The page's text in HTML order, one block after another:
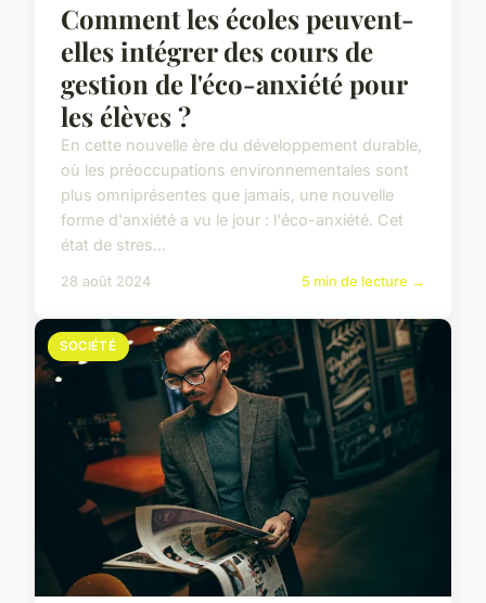
Comment les écoles peuvent-
elles intégrer des cours de
gestion de l'éco-anxiété pour
les élèves ?
En cette nouvelle ère du développement durable,
où les préoccupations environnementales sont
plus omniprésentes que jamais, une nouvelle
forme d'anxiété a vu le jour : l'éco-anxiété. Cet
état de stres...
28 août 2024 5 min de lecture →
SOCIÉTÉ